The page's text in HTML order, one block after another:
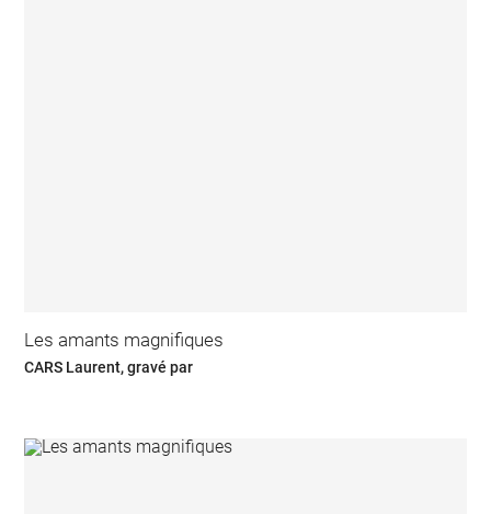
Les amants magnifiques
CARS Laurent, gravé par